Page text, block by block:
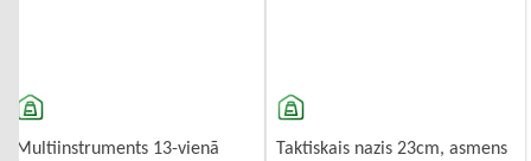
Multiinstruments 13-vienā
Taktiskais nazis 23cm, asmens